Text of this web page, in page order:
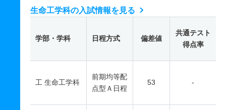
生命工学科の入試情報を見る
学部・学科 日程方式 偏差値
共通テスト
得点率
工 生命工学科
前期均等配
点型Ａ日程
53 -